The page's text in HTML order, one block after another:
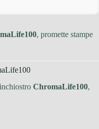
, promette stampe
ChromaLife100,